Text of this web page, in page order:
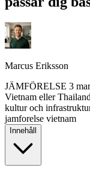
Marcus Eriksson
JÄMFÖRELSE 3
Vietnam eller
kultur och
jamforelse vietnam
Innehåll